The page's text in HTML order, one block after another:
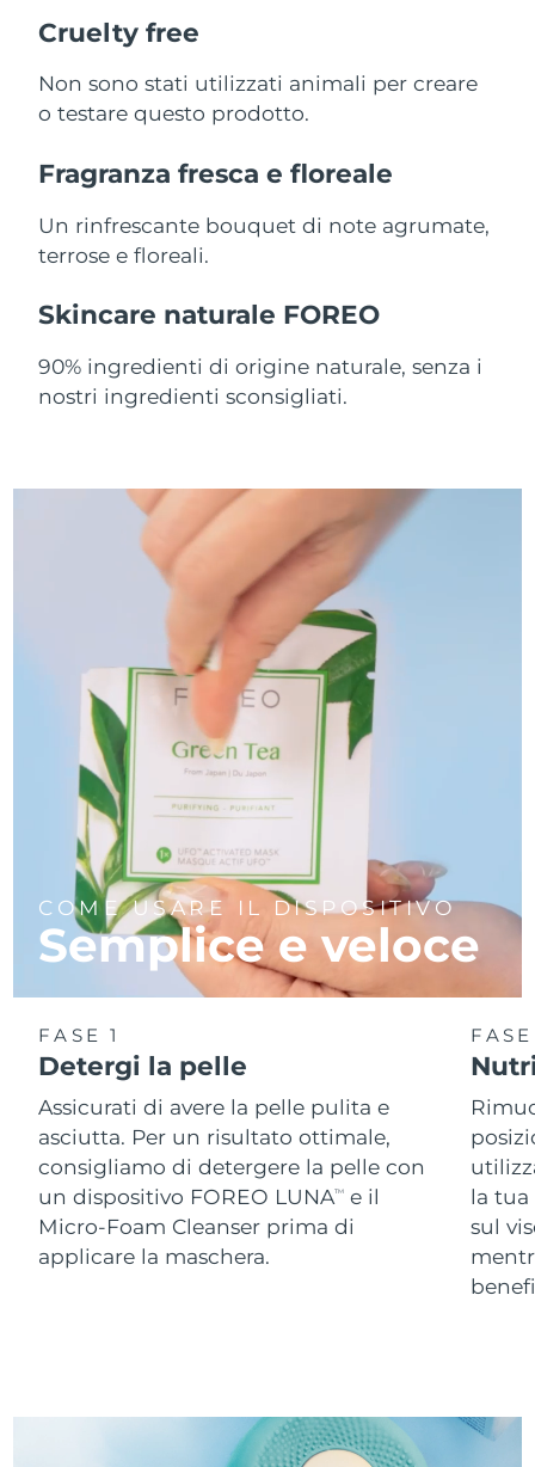
Cruelty free
Non sono stati utilizzati animali per creare
o testare questo prodotto.
Fragranza fresca e floreale
Un rinfrescante bouquet di note agrumate,
terrose e floreali.
Skincare naturale FOREO
90% ingredienti di origine naturale, senza i
nostri ingredienti sconsigliati.
COME USARE IL DISPOSITIVO
Semplice e veloce
FASE 1
Detergi la pelle
Assicurati di avere la pelle pulita e
asciutta. Per un risultato ottimale,
consigliamo di detergere la pelle con
un dispositivo FOREO LUNATM
e il
Micro-Foam Cleanser prima di
applicare la maschera.
la tua
sul
Slovacchia
Slovenia Consegna stimata
Sudafrica Consegna stimata
Corea del Sud Consegna stimata8/10/26
Svezia Consegna stimata
Svizzera Consegna stimata
Thailandia Consegna stimata
Consegna stimata
Emirati Arabi Uniti Consegna stimata
Regno Unito Consegna stimata
Stati Uniti Consegna stimata
Uzbekistan Consegna stimata
Vietnam Consegna stimata